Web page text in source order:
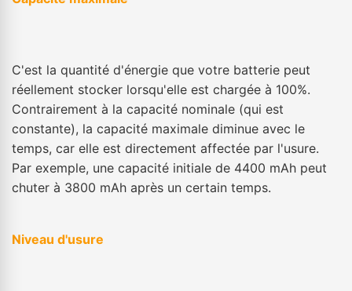
C'est la quantité d'énergie que votre batterie peut
réellement stocker lorsqu'elle est chargée à 100%.
Contrairement à la capacité nominale (qui est
constante), la capacité maximale diminue avec le
temps, car elle est directement affectée par l'usure.
Par exemple, une capacité initiale de 4400 mAh peut
chuter à 3800 mAh après un certain temps.
Niveau d'usure